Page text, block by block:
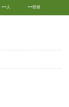
--人 --部屋